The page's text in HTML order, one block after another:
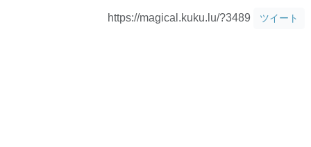
https://magical.kuku.lu/?3489 ツイート